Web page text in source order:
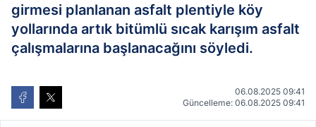
girmesi planlanan asfalt plentiyle köy
yollarında artık bitümlü sıcak karışım asfalt
çalışmalarına başlanacağını söyledi.
06.08.2025 09:41
Güncelleme: 06.08.2025 09:41